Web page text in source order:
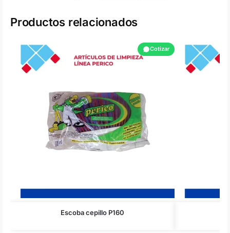
Productos relacionados
Cotizar
Escoba cepillo P160